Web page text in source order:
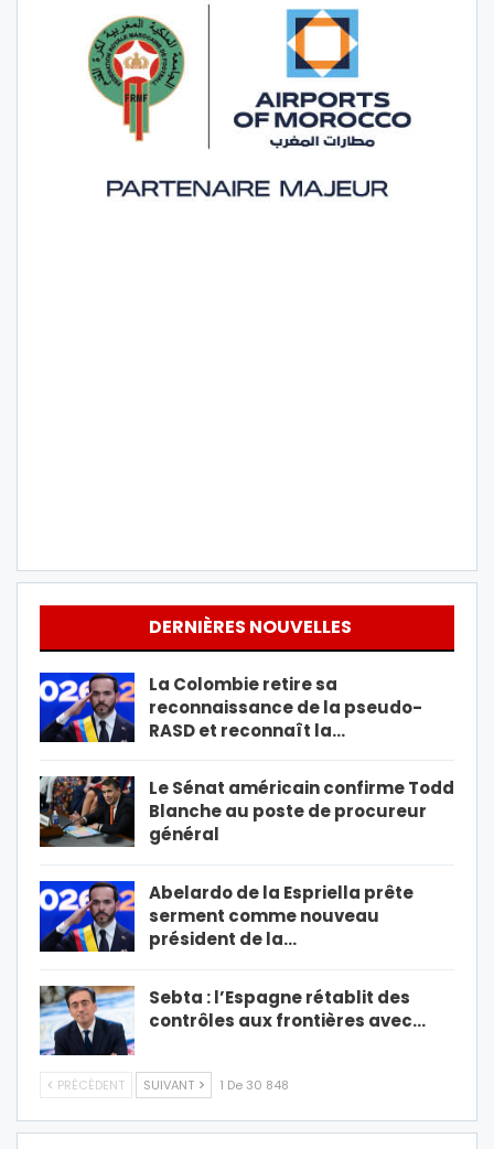
DERNIÈRES NOUVELLES
La Colombie retire sa
reconnaissance de la pseudo-
RASD et reconnaît la…
Le Sénat américain confirme Todd
Blanche au poste de procureur
général
Abelardo de la Espriella prête
serment comme nouveau
président de la…
Sebta : l’Espagne rétablit des
contrôles aux frontières avec…
PRÉCÉDENT SUIVANT 1 De 30 848